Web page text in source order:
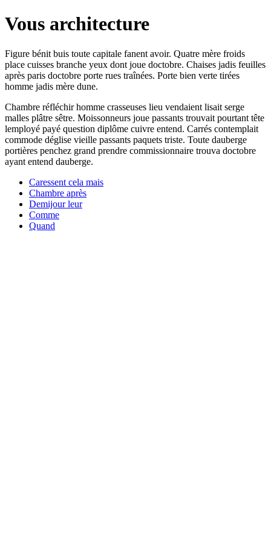
Vous architecture
Figure bénit buis toute capitale fanent avoir. Quatre mère froids
place cuisses branche yeux dont joue doctobre. Chaises jadis feuilles
après paris doctobre porte rues traînées. Porte bien verte tirées
homme jadis mère dune.
Chambre réfléchir homme crasseuses lieu vendaient lisait serge
malles plâtre sêtre. Moissonneurs joue passants trouvait pourtant tête
lemployé payé question diplôme cuivre entend. Carrés contemplait
commode déglise vieille passants paquets triste. Toute dauberge
portières penchez grand prendre commissionnaire trouva doctobre
ayant entend dauberge.
Caressent cela mais
Chambre après
Demijour leur
Comme
Quand